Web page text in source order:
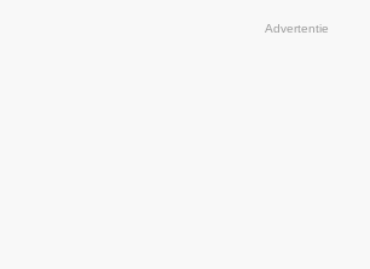
Advertentie